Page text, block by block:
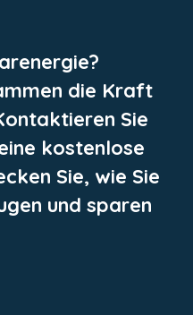
die Kraft
Sie
kostenlose
Sie, wie Sie
und sparen